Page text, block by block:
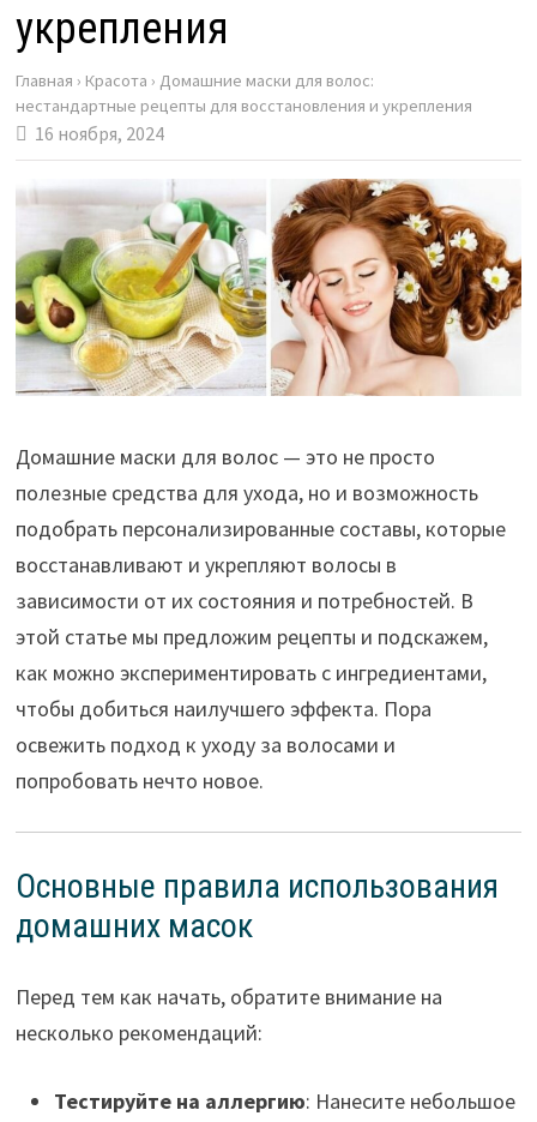
укрепления
Главная › Красота › Домашние маски для волос:
нестандартные рецепты для восстановления и укрепления
16 ноября, 2024
Домашние маски для волос — это не просто
полезные средства для ухода, но и возможность
подобрать персонализированные составы, которые
восстанавливают и укрепляют волосы в
зависимости от их состояния и потребностей. В
этой статье мы предложим рецепты и подскажем,
как можно экспериментировать с ингредиентами,
чтобы добиться наилучшего эффекта. Пора
освежить подход к уходу за волосами и
попробовать нечто новое.
Основные правила использования
домашних масок
Перед тем как начать, обратите внимание на
несколько рекомендаций:
Тестируйте на аллергию: Нанесите небольшое